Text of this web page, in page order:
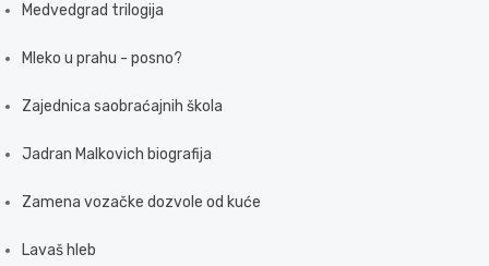
Medvedgrad trilogija
Mleko u prahu - posno?
Zajednica saobraćajnih škola
Jadran Malkovich biografija
Zamena vozačke dozvole od kuće
Lavaš hleb